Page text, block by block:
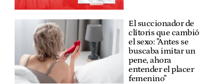
El succionador de
clítoris que cambió
el sexo: "Antes se
buscaba imitar un
pene, ahora
entender el placer
femenino"